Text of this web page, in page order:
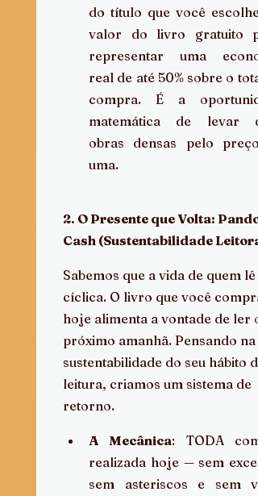
do título que você
valor do livro gratuito
representar uma
real de até 50% sobre o
compra. É a
matemática de levar
obras densas pelo preço
uma.
2. O Presente que Volta:
Cash (Sustentabilidade
Sabemos que a vida de quem lê
cíclica. O livro que você compra
hoje alimenta a vontade de ler o
próximo amanhã. Pensando na
sustentabilidade do seu hábito
leitura, criamos um sistema de
retorno.
A Mecânica: TODA
realizada hoje — sem
sem asteriscos e sem